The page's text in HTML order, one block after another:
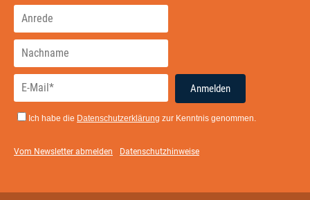
Anmelden
Ich habe die Datenschutzerklärung zur Kenntnis genommen.
Vom Newsletter abmelden Datenschutzhinweise